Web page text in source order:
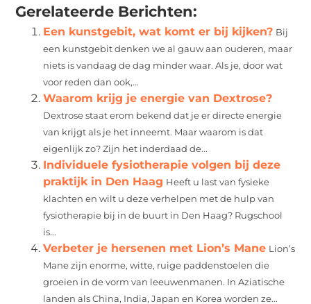
Gerelateerde Berichten:
Een kunstgebit, wat komt er bij kijken? Bij
een kunstgebit denken we al gauw aan ouderen, maar
niets is vandaag de dag minder waar. Als je, door wat
voor reden dan ook,...
Waarom krijg je energie van Dextrose?
Dextrose staat erom bekend dat je er directe energie
van krijgt als je het inneemt. Maar waarom is dat
eigenlijk zo? Zijn het inderdaad de...
Individuele fysiotherapie volgen bij deze
praktijk in Den Haag Heeft u last van fysieke
klachten en wilt u deze verhelpen met de hulp van
fysiotherapie bij in de buurt in Den Haag? Rugschool
is...
Verbeter je hersenen met Lion’s Mane Lion’s
Mane zijn enorme, witte, ruige paddenstoelen die
groeien in de vorm van leeuwenmanen. In Aziatische
landen als China, India, Japan en Korea worden ze...